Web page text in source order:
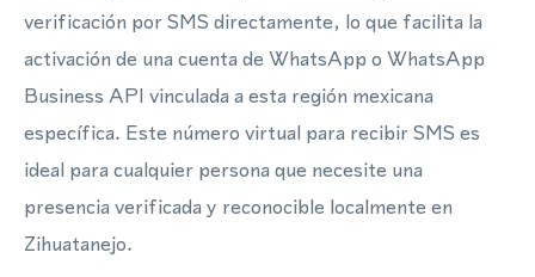
verificación por SMS directamente, lo que facilita la
activación de una cuenta de WhatsApp o WhatsApp
Business API vinculada a esta región mexicana
específica. Este número virtual para recibir SMS es
ideal para cualquier persona que necesite una
presencia verificada y reconocible localmente en
Zihuatanejo.